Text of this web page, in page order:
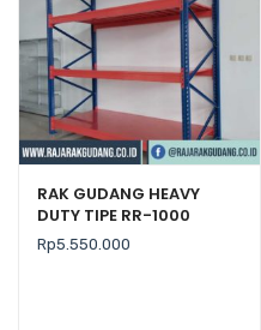
RAK GUDANG HEAVY
DUTY TIPE RR-1000
Rp5.550.000